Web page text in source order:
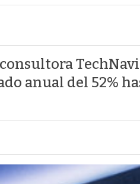
anual del 52%